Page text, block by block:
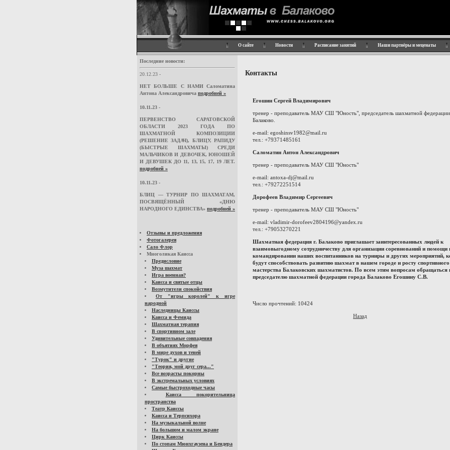
О сайте Новости Расписание занятий Наши партнёры и меценаты
Последние новости:
20.12.23 -
НЕТ БОЛЬШЕ С НАМИ Саломатина
Антона Александровича подробней »
10.11.23 -
ПЕРВЕНСТВО САРАТОВСКОЙ
ОБЛАСТИ 2023 ГОДА ПО
ШАХМАТНОЙ КОМПОЗИЦИИ
(РЕШЕНИЕ ЗАДАЧ), БЛИЦУ, РАПИДУ
(БЫСТРЫЕ ШАХМАТЫ) СРЕДИ
МАЛЬЧИКОВ И ДЕВОЧЕК, ЮНОШЕЙ
И ДЕВУШЕК ДО 11, 13, 15, 17, 19 ЛЕТ.
подробней »
10.11.23 -
БЛИЦ — ТУРНИР ПО ШАХМАТАМ,
ПОСВЯЩЁННЫЙ «ДНЮ
НАРОДНОГО ЕДИНСТВА» подробней »
Отзывы и предложения
Фотогалерея
Сало Флор
Многоликая Каисса
Предисловие
Муза шахмат
Игра военная?
Каисса и святые отцы
Возмутители спокойствия
От "игры королей" к игре
народной
Наследницы Каиссы
Каисса и Фемида
Шахматная терапия
В спортивном зале
Удивительные совпадения
В объятиях Морфея
В мире духов и теней
"Турок" и другие
"Теория, мой друг сера..."
Все возрасты покорны
В экстремальных условиях
Самые быстроходные часы
Каисса покорительница
пространства
Театр Каиссы
Каисса и Терпсихора
На музыкальной волне
На большом и малом экране
Цирк Каиссы
По стопам Мюнхгаузена и Бендера
Контакты
Егошин Сергей Владимирович
тренер - преподаватель МАУ СШ "Юность", председатель шахматной федерации
Балаково.
e-mail: egoshinsv1982@mail.ru
тел.: +79371485161
Саломатин Антон Александрович
тренер - преподаватель МАУ СШ "Юность"
e-mail: antoxa-dj@mail.ru
тел.: +79272251514
Дорофеев Владимир Сергеевич
тренер - преподаватель МАУ СШ "Юность"
e-mail: vladimir-dorofeev2804196@yandex.ru
тел.: +79053270221
Шахматная федерация г. Балаково приглашает заинтересованных людей к
взаимовыгодному сотрудничеству для организации соревнований и помощи
командировании наших воспитанников на турниры и других мероприятий,
будут способствовать развитию шахмат в нашем городе и росту спортивного
мастерства Балаковских шахматистов. По всем этим вопросам обращаться
председателю шахматной федерации города Балаково Егошину С.В.
Число прочтений: 10424
Назад